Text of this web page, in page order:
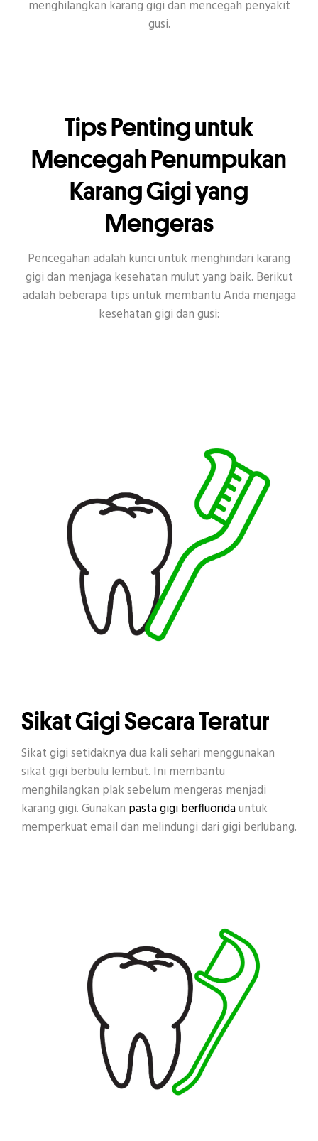
menghilangkan karang gigi dan mencegah penyakit
gusi.
Tips Penting untuk
Mencegah Penumpukan
Karang Gigi yang
Mengeras
Pencegahan adalah kunci untuk menghindari karang
gigi dan menjaga kesehatan mulut yang baik. Berikut
adalah beberapa tips untuk membantu Anda menjaga
kesehatan gigi dan gusi:
Sikat Gigi Secara Teratur
Sikat gigi setidaknya dua kali sehari menggunakan
sikat gigi berbulu lembut. Ini membantu
menghilangkan plak sebelum mengeras menjadi
karang gigi. Gunakan pasta gigi berfluoridauntuk
memperkuat email dan melindungi dari gigi berlubang.